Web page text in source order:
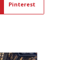
Pinterest